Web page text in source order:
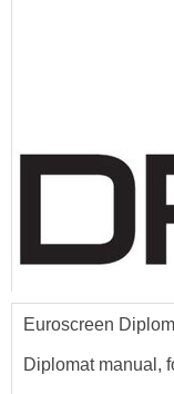
Euroscreen
Diplomat manual,